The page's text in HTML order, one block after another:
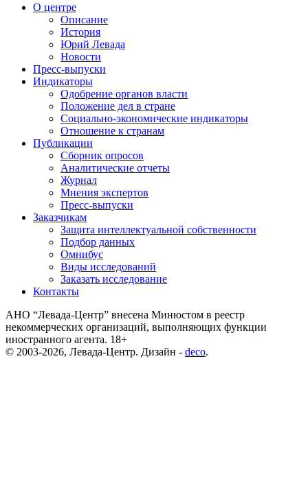
О центре
Описание
История
Юрий Левада
Новости
Пресс-выпуски
Индикаторы
Одобрение органов власти
Положение дел в стране
Социально-экономические индикаторы
Отношение к странам
Публикации
Сборник опросов
Аналитические отчеты
Журнал
Мнения экспертов
Пресс-выпуски
Заказчикам
Защита интеллектуальной собственности
Подбор данных
Омнибус
Виды исследований
Заказать исследование
Контакты
АНО “Левада-Центр” внесена Минюстом в реестр
некоммерческих организаций, выполняющих функции
иностранного агента. 18+
© 2003-2026, Левада-Центр. Дизайн - deco.